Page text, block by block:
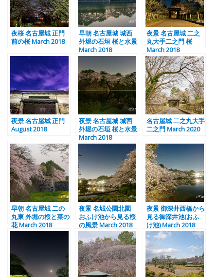
夜桜 名古屋城 正門
前の桜 March 2018
早朝 名古屋城 城西
外堀の石垣 桜と水景
March 2018
夜景 名古屋城 二之
丸大手二之門 桜
March 2018
夜景 名古屋城 正門
August 2018
夜景 名古屋城 城西
外堀の石垣 桜と水景
March 2018
名古屋城 二之丸大手
二之門 March 2020
早朝 名古屋城 二の
丸東 外堀の桜と菜の
花 March 2018
夜景 名城公園北園
おふけ池から見る桜
の風景 March 2018
夜景 御深井西橋から
見る御深井池(おふ
け池) March 2018